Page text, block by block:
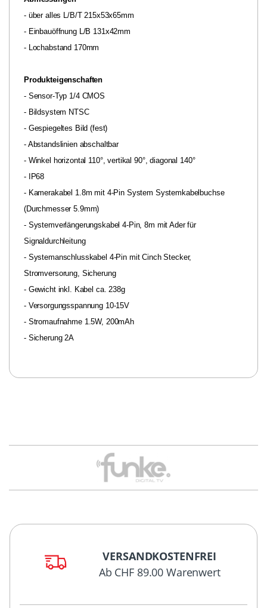
- über alles L/B/T 215x53x65mm
- Einbauöffnung L/B 131x42mm
- Lochabstand 170mm
Produkteigenschaften
- Sensor-Typ 1/4 CMOS
- Bildsystem NTSC
- Gespiegeltes Bild (fest)
- Abstandslinien abschaltbar
- Winkel horizontal 110°, vertikal 90°, diagonal 140°
- IP68
- Kamerakabel 1.8m mit 4-Pin System Systemkabelbuchse
(Durchmesser 5.9mm)
- Systemverlängerungskabel 4-Pin, 8m mit Ader für
Signaldurchleitung
- Systemanschlusskabel 4-Pin mit Cinch Stecker,
Stromversorung, Sicherung
- Gewicht inkl. Kabel ca. 238g
- Versorgungsspannung 10-15V
- Stromaufnahme 1.5W, 200mAh
- Sicherung 2A
VERSANDKOSTENFREI
Ab CHF 89.00 Warenwert